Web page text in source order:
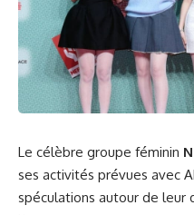
Le célèbre groupe féminin
ses activités prévues avec
spéculations autour de leur